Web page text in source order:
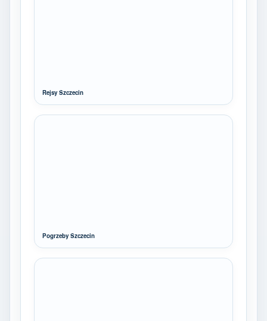
Rejsy Szczecin
Pogrzeby Szczecin